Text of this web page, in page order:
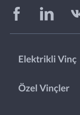
Elektrikli Vinç
Özel Vinçler